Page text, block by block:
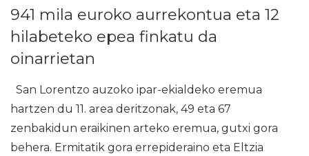
941 mila euroko aurrekontua eta 12
hilabeteko epea finkatu da
oinarrietan
San Lorentzo auzoko ipar-ekialdeko eremua
hartzen du 11. area deritzonak, 49 eta 67
zenbakidun eraikinen arteko eremua, gutxi gora
behera. Ermitatik gora errepideraino eta Eltzia